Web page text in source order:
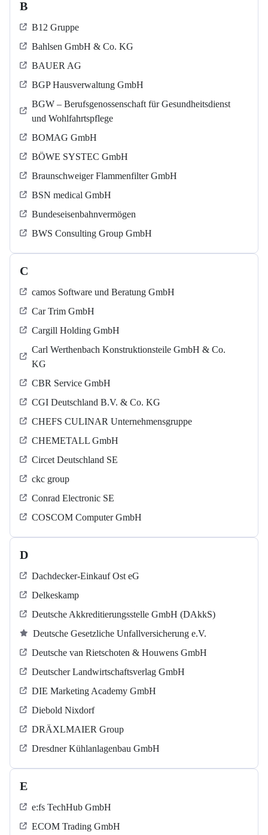
B
B12 Gruppe
Bahlsen GmbH & Co. KG
BAUER AG
BGP Hausverwaltung GmbH
BGW – Berufsgenossenschaft für Gesundheitsdienst
und Wohlfahrtspflege
BOMAG GmbH
BÖWE SYSTEC GmbH
Braunschweiger Flammenfilter GmbH
BSN medical GmbH
Bundeseisenbahnvermögen
BWS Consulting Group GmbH
C
camos Software und Beratung GmbH
Car Trim GmbH
Cargill Holding GmbH
Carl Werthenbach Konstruktionsteile GmbH & Co.
KG
CBR Service GmbH
CGI Deutschland B.V. & Co. KG
CHEFS CULINAR Unternehmensgruppe
CHEMETALL GmbH
Circet Deutschland SE
ckc group
Conrad Electronic SE
COSCOM Computer GmbH
D
Dachdecker-Einkauf Ost eG
Delkeskamp
Deutsche Akkreditierungsstelle GmbH (DAkkS)
Deutsche Gesetzliche Unfallversicherung e.V.
Deutsche van Rietschoten & Houwens GmbH
Deutscher Landwirtschaftsverlag GmbH
DIE Marketing Academy GmbH
Diebold Nixdorf
DRÄXLMAIER Group
Dresdner Kühlanlagenbau GmbH
E
e:fs TechHub GmbH
ECOM Trading GmbH